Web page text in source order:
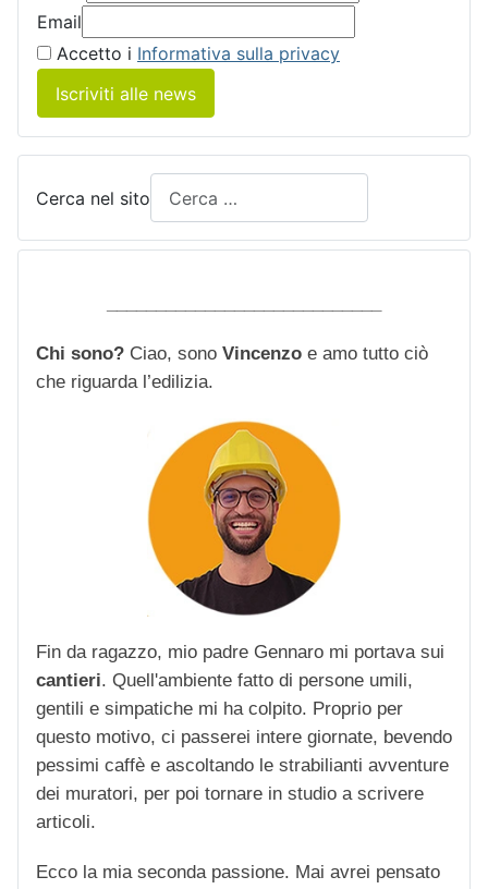
Email
Accetto i Informativa sulla privacy
Iscriviti alle news
Cerca nel sito
Chi sono? Ciao, sono Vincenzo e amo tutto ciò
che riguarda l’edilizia.
Fin da ragazzo, mio padre Gennaro mi portava sui
cantieri. Quell'ambiente fatto di persone umili,
gentili e simpatiche mi ha colpito. Proprio per
questo motivo, ci passerei intere giornate, bevendo
pessimi caffè e ascoltando le strabilianti avventure
dei muratori, per poi tornare in studio a scrivere
articoli.
Ecco la mia seconda passione. Mai avrei pensato